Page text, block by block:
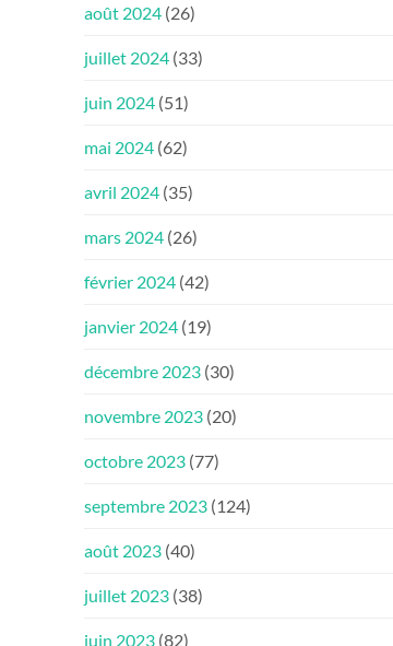
août 2024 (26)
juillet 2024 (33)
juin 2024 (51)
mai 2024 (62)
avril 2024 (35)
mars 2024 (26)
février 2024 (42)
janvier 2024 (19)
décembre 2023 (30)
novembre 2023 (20)
octobre 2023 (77)
septembre 2023 (124)
août 2023 (40)
juillet 2023 (38)
juin 2023 (82)